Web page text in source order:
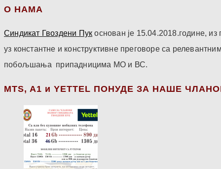
О НАМА
Синдикат Гвоздени Пук основан је 15.04.2018.године,
уз константне и конструктивне преговоре са
побољшања припадницима МО и ВС.
МТS, A1 и YETTEL ПОНУДЕ ЗА НАШЕ